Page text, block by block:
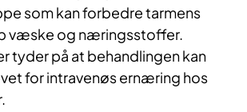
som kan forbedre tarmens
væske og næringsstoffer.
tyder på at behandlingen kan
for intravenøs ernæring hos